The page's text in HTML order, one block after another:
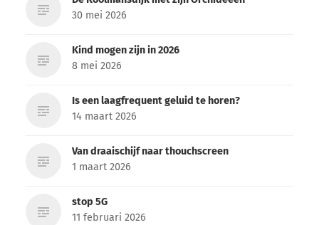
30 mei 2026
Kind mogen zijn in 2026
8 mei 2026
Is een laagfrequent geluid te horen?
14 maart 2026
Van draaischijf naar thouchscreen
1 maart 2026
stop 5G
11 februari 2026